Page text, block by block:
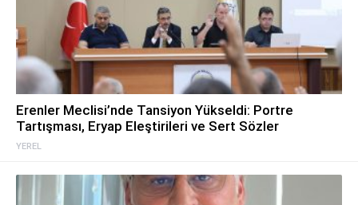
YEREL
Erenler Meclisi’nde Tansiyon Yükseldi: Portre
Tartışması, Eryap Eleştirileri ve Sert Sözler